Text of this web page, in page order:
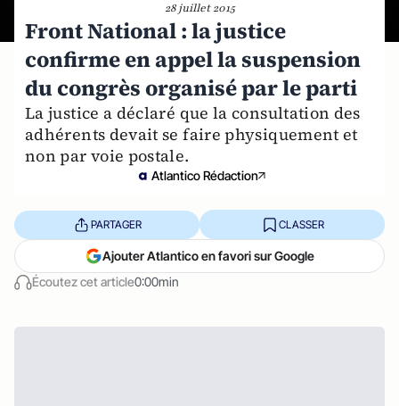
28 juillet 2015
Front National : la justice
confirme en appel la suspension
du congrès organisé par le parti
La justice a déclaré que la consultation des
adhérents devait se faire physiquement et
non par voie postale.
Atlantico Rédaction
Écoutez cet article0:00min
PARTAGER CLASSER
Ajouter Atlantico en favori sur Google